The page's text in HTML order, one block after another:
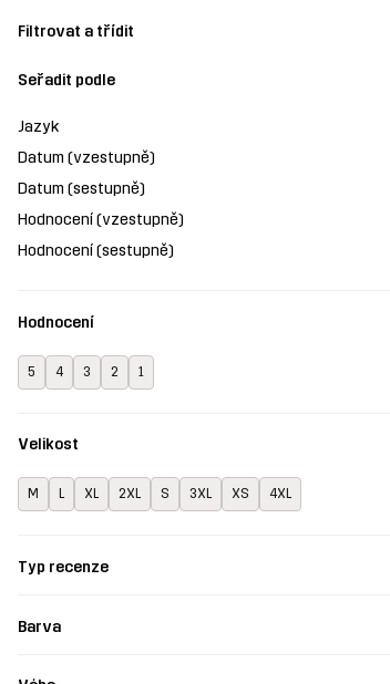
Filtrovat a třídit
Seřadit podle
Jazyk
Datum (vzestupně)
Datum (sestupně)
Hodnocení (vzestupně)
Hodnocení (sestupně)
Hodnocení
5 4 3 2 1
Velikost
M L XL 2XL S 3XL XS 4XL
Typ recenze
Barva